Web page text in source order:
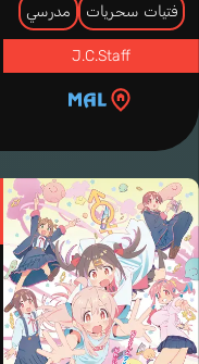
فتيات سحريات مدرسي
J.C.Staff